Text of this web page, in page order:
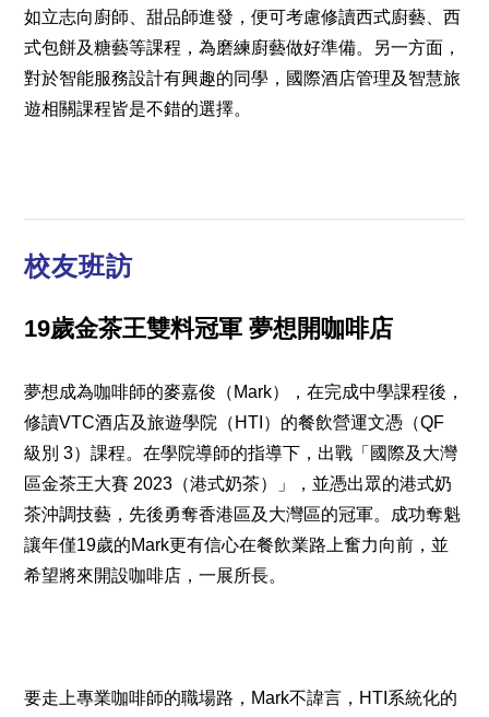
如立志向廚師、甜品師進發，便可考慮修讀西式廚藝、西
式包餅及糖藝等課程，為磨練廚藝做好準備。另一方面，
對於智能服務設計有興趣的同學，國際酒店管理及智慧旅
遊相關課程皆是不錯的選擇。
校友班訪
19歲金茶王雙料冠軍 夢想開咖啡店
夢想成為咖啡師的麥嘉俊（Mark），在完成中學課程後，
修讀VTC酒店及旅遊學院（HTI）的餐飲營運文憑（QF
級別 3）課程。在學院導師的指導下，出戰「國際及大灣
區金茶王大賽 2023（港式奶茶）」，並憑出眾的港式奶
茶沖調技藝，先後勇奪香港區及大灣區的冠軍。成功奪魁
讓年僅19歲的Mark更有信心在餐飲業路上奮力向前，並
希望將來開設咖啡店，一展所長。
要走上專業咖啡師的職場路，Mark不諱言，HTI系統化的